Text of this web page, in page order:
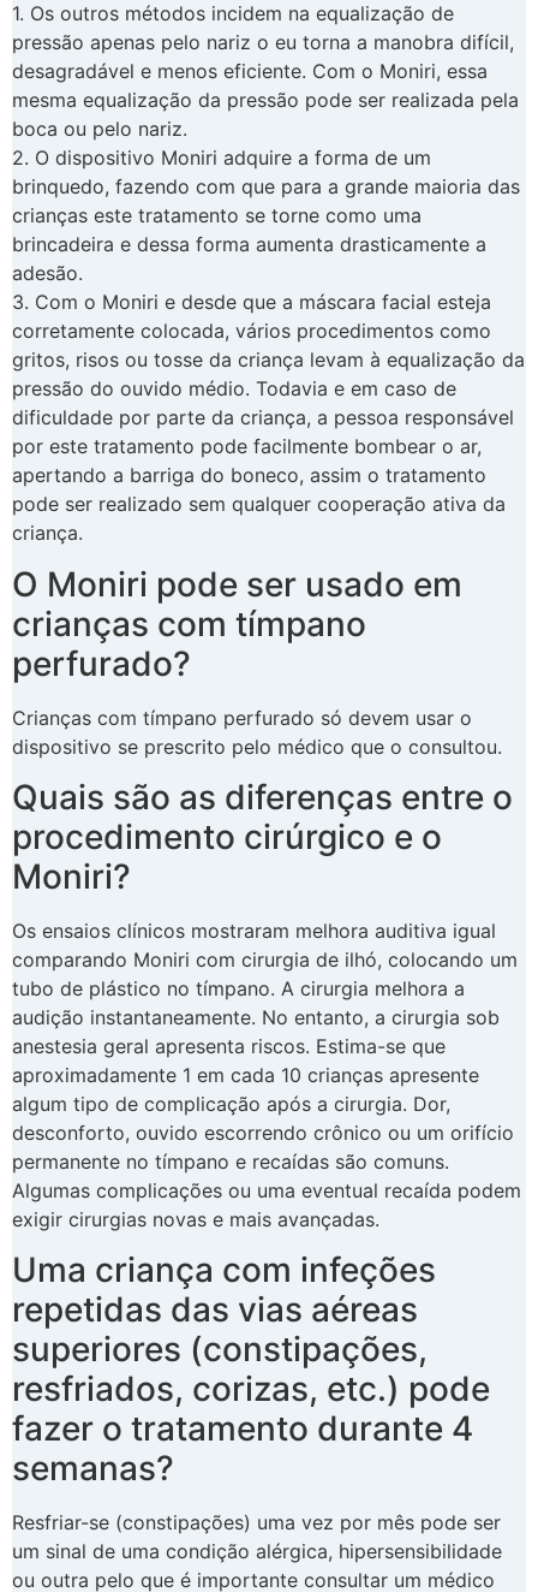
1. Os outros métodos incidem na equalização de
pressão apenas pelo nariz o eu torna a manobra difícil,
desagradável e menos eficiente. Com o Moniri, essa
mesma equalização da pressão pode ser realizada pela
boca ou pelo nariz.
2. O dispositivo Moniri adquire a forma de um
brinquedo, fazendo com que para a grande maioria das
crianças este tratamento se torne como uma
brincadeira e dessa forma aumenta drasticamente a
adesão.
3. Com o Moniri e desde que a máscara facial esteja
corretamente colocada, vários procedimentos como
gritos, risos ou tosse da criança levam à equalização da
pressão do ouvido médio. Todavia e em caso de
dificuldade por parte da criança, a pessoa responsável
por este tratamento pode facilmente bombear o ar,
apertando a barriga do boneco, assim o tratamento
pode ser realizado sem qualquer cooperação ativa da
criança.
O Moniri pode ser usado em
crianças com tímpano
perfurado?
Crianças com tímpano perfurado só devem usar o
dispositivo se prescrito pelo médico que o consultou.
Quais são as diferenças entre o
procedimento cirúrgico e o
Moniri?
Os ensaios clínicos mostraram melhora auditiva igual
comparando Moniri com cirurgia de ilhó, colocando um
tubo de plástico no tímpano. A cirurgia melhora a
audição instantaneamente. No entanto, a cirurgia sob
anestesia geral apresenta riscos. Estima-se que
aproximadamente 1 em cada 10 crianças apresente
algum tipo de complicação após a cirurgia. Dor,
desconforto, ouvido escorrendo crônico ou um orifício
permanente no tímpano e recaídas são comuns.
Algumas complicações ou uma eventual recaída podem
exigir cirurgias novas e mais avançadas.
Uma criança com infeções
repetidas das vias aéreas
superiores (constipações,
resfriados, corizas, etc.) pode
fazer o tratamento durante 4
semanas?
Resfriar-se (constipações) uma vez por mês pode ser
um sinal de uma condição alérgica, hipersensibilidade
ou outra pelo que é importante consultar um médico